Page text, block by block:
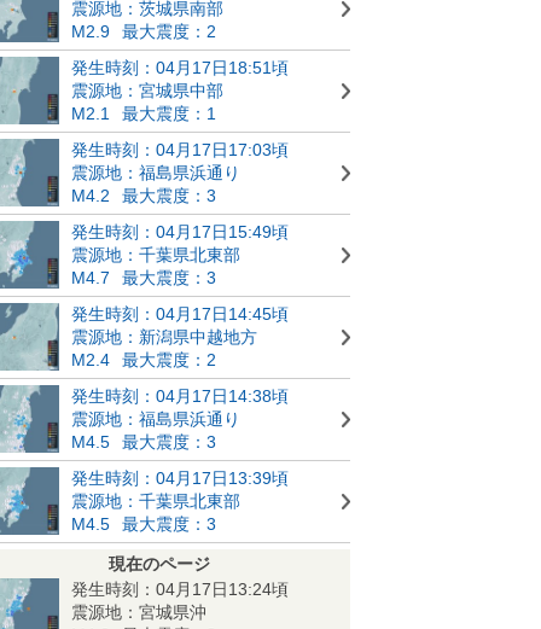
震源地：茨城県南部
M2.9
最大震度：2
発生時刻：04月17日18:51頃
震源地：宮城県中部
M2.1
最大震度：1
発生時刻：04月17日17:03頃
震源地：福島県浜通り
M4.2
最大震度：3
発生時刻：04月17日15:49頃
震源地：千葉県北東部
M4.7
最大震度：3
発生時刻：04月17日14:45頃
震源地：新潟県中越地方
M2.4
最大震度：2
発生時刻：04月17日14:38頃
震源地：福島県浜通り
M4.5
最大震度：3
発生時刻：04月17日13:39頃
震源地：千葉県北東部
M4.5
最大震度：3
現在のページ
発生時刻：04月17日13:24頃
震源地：宮城県沖